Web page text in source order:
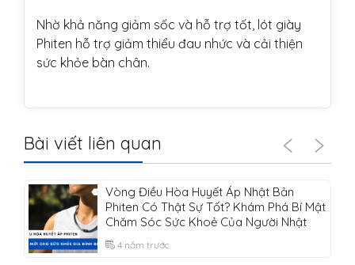
Nhờ khả năng giảm sốc và hỗ trợ tốt, lót giày
Phiten hỗ trợ giảm thiểu đau nhức và cải thiện
sức khỏe bàn chân.
Bài viết liên quan
Vòng Điều Hòa Huyết Áp Nhật Bản
Phiten Có Thật Sự Tốt? Khám Phá Bí Mật
Chăm Sóc Sức Khoẻ Của Người Nhật
4 năm trước